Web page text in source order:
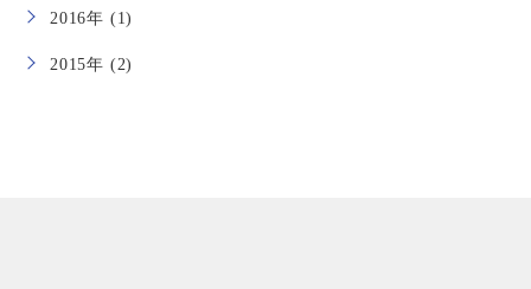
2016年 (1)
2015年 (2)